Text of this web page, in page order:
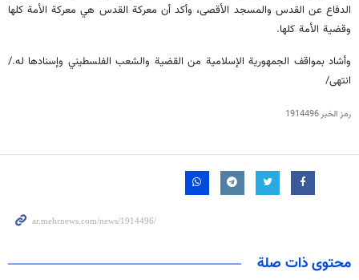
الدفاع عن القدس والمسجد الأقصى، وأكد أن معركة القدس هي معركة الأمة كلها
وقضية الأمة كلها.
وأشاد بمواقف الجمهورية الإسلامية من القضية والشعب الفلسطيني وإسنادها له./
انتهى/
رمز الخبر1914496
محتوى ذات صلة